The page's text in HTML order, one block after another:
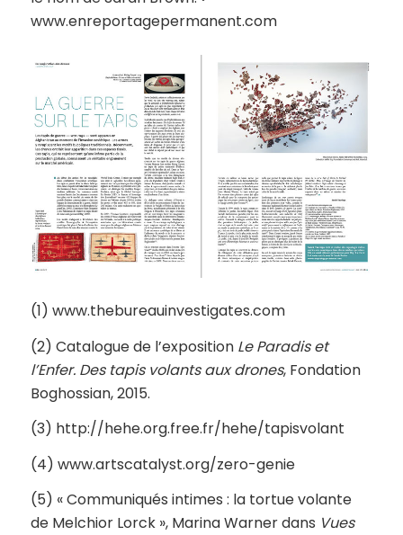
www.enreportagepermanent.com
(1) www.thebureauinvestigates.com
(2) Catalogue de l’expositionLe Paradis et
l’Enfer. Des tapis volants aux drones, Fondation
Boghossian, 2015.
(3) http://hehe.org.free.fr/hehe/tapisvolant
(4) www.artscatalyst.org/zero-genie
(5) « Communiqués intimes : la tortue volante
de Melchior Lorck », Marina Warner dans Vues